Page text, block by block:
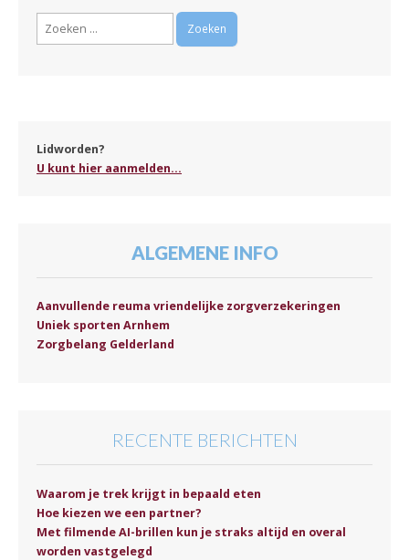
Zoeken
Lidworden?
U kunt hier aanmelden...
ALGEMENE INFO
Aanvullende reuma vriendelijke zorgverzekeringen
Uniek sporten Arnhem
Zorgbelang Gelderland
RECENTE BERICHTEN
Waarom je trek krijgt in bepaald eten
Hoe kiezen we een partner?
Met filmende AI-brillen kun je straks altijd en overal
worden vastgelegd